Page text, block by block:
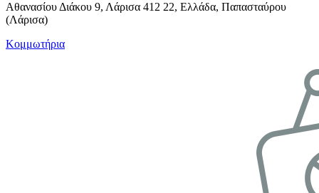
Αθανασίου Διάκου 9, Λάρισα 412 22, Ελλάδα, Παπασταύρου
(Λάρισα)
Κομμωτήρια